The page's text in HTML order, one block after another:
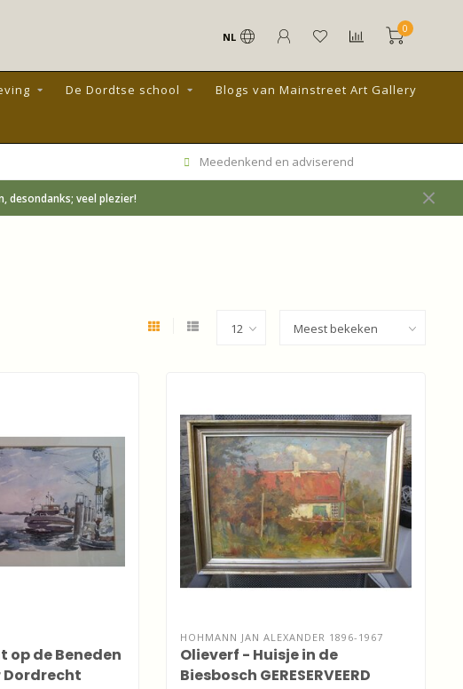
NL
0
De Dordtse school Blogs van Mainstreet Art Gallery
Meedenkend en adviserend
desondanks; veel plezier!
op de Beneden
Dordrecht
HOHMANN JAN ALEXANDER 1896-1967
Olieverf - Huisje in de
Biesbosch GERESERVEERD